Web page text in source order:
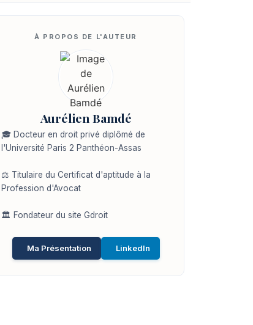
Aurélien Bamdé
🎓 Docteur en droit privé diplômé de
l'Université Paris 2 Panthéon-Assas
⚖️ Titulaire du Certificat d'aptitude à la
Profession d'Avocat
🏛️ Fondateur du site Gdroit
Ma Présentation LinkedIn